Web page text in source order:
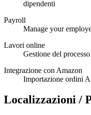
dipendenti
Payroll
Manage your
Lavori online
Gestione del
Integrazione con Amazon
Importazione ordini
Localizzazioni /